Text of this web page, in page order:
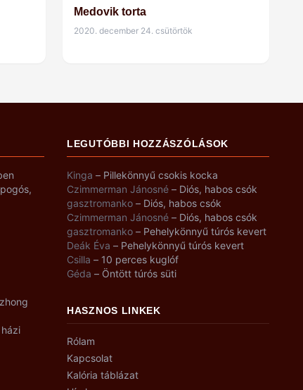
Medovik torta
2020. december 24. csütörtök
LEGUTÓBBI HOZZÁSZÓLÁSOK
Kinga – Pillekönnyű csokis kocka
Czimmerman Jánosné – Diós, habos csók
gasztromanko – Diós, habos csók
Czimmerman Jánosné – Diós, habos csók
gasztromanko – Pehelykönnyű túrós kevert
Deák Éva – Pehelykönnyű túrós kevert
Csilla – 10 perces kuglóf
Géda – Öntött túrós süti
HASZNOS LINKEK
Rólam
Kapcsolat
Kalória táblázat